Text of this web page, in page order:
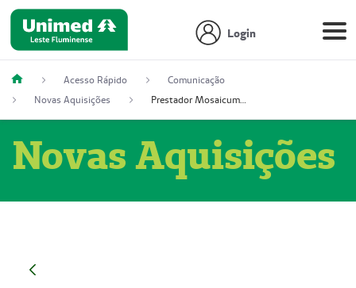
Login
Acesso Rápido
Comunicação
Novas Aquisições
Prestador Mosaicum Espaço Clínico Eireli (51004355-5)
Novas Aquisições